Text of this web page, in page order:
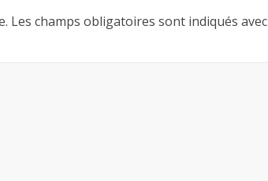
Les champs obligatoires sont indiqués avec